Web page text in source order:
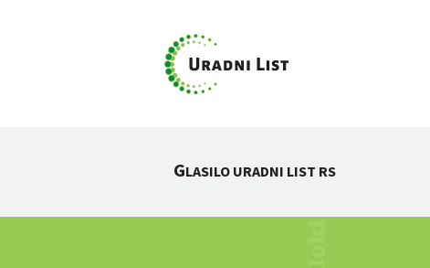
GLASILO URADNI LIST RS